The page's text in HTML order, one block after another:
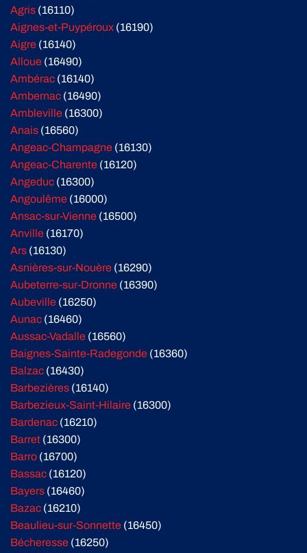
Agris (16110)
Aignes-et-Puypéroux (16190)
Aigre (16140)
Alloue (16490)
Ambérac (16140)
Ambernac (16490)
Ambleville (16300)
Anais (16560)
Angeac-Champagne (16130)
Angeac-Charente (16120)
Angeduc (16300)
Angoulême (16000)
Ansac-sur-Vienne (16500)
Anville (16170)
Ars (16130)
Asnières-sur-Nouère (16290)
Aubeterre-sur-Dronne (16390)
Aubeville (16250)
Aunac (16460)
Aussac-Vadalle (16560)
Baignes-Sainte-Radegonde (16360)
Balzac (16430)
Barbezières (16140)
Barbezieux-Saint-Hilaire (16300)
Bardenac (16210)
Barret (16300)
Barro (16700)
Bassac (16120)
Bayers (16460)
Bazac (16210)
Beaulieu-sur-Sonnette (16450)
Bécheresse (16250)